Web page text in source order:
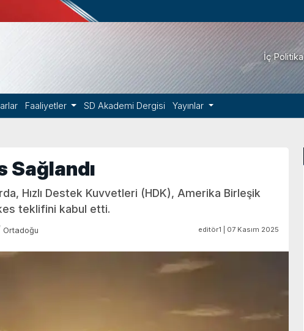
İç Politika
Faaliyetler SD Akademi Dergisi Yayınlar
Sağlandı
Hızlı Destek Kuvvetleri (HDK), Amerika Birleşik
teklifini kabul etti.
Ortadoğu editör1 | 07 Kasım 2025